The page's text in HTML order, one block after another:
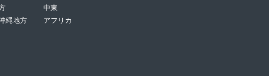
縄地方
中東
アフリカ